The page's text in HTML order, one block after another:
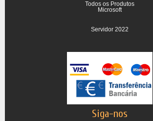
Todos os Produtos
Microsoft
Servidor 2022
Siga-nos